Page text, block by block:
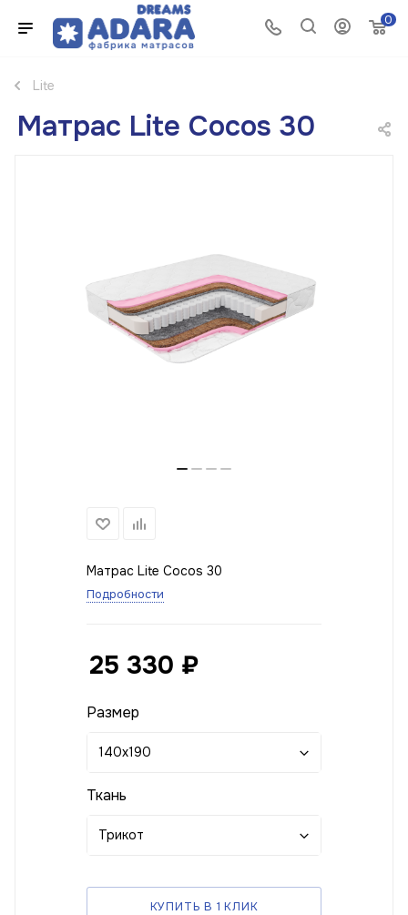
0
Lite
Матрас Lite Cocos 30
Матрас Lite Cocos 30
Подробности
25 330 ₽
Размер
140x190
Ткань
Трикот
КУПИТЬ В 1 КЛИК